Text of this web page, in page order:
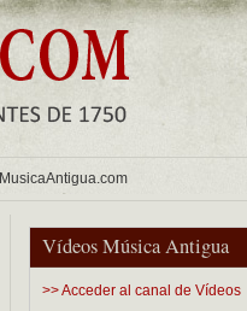
MusicaAntigua.com
Vídeos Música Antigua
>> Acceder al canal de Vídeos